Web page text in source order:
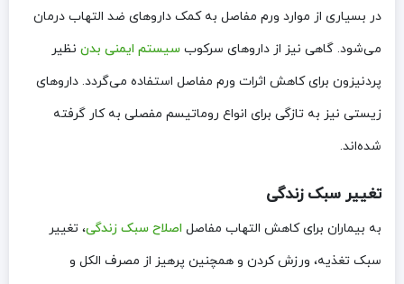
در بسیاری از موارد ورم مفاصل به کمک داروهای ضد التهاب درمان
می‌شود. گاهی نیز از داروهای سرکوب سیستم ایمنی بدن نظیر
پردنیزون برای کاهش اثرات ورم مفاصل استفاده می‌گردد. داروهای
زیستی نیز به تازگی برای انواع روماتیسم مفصلی به کار گرفته
‌شده‌اند.
تغییر سبک زندگی
به بیماران برای کاهش التهاب مفاصل اصلاح سبک زندگی، تغییر
سبک تغذیه، ورزش کردن و همچنین پرهیز از مصرف الکل و